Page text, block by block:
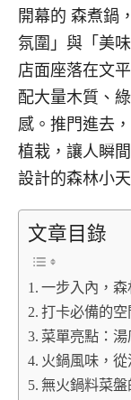
開幕的 森煮鍋
氛圍」與「美
店面座落在文
配大量木質、
感。推門進去
植栽，讓人瞬
設計的森林小
文章目錄
一步入內，
打卡必備的空
菜單亮點：
火鍋風味，
無火鍋料菜